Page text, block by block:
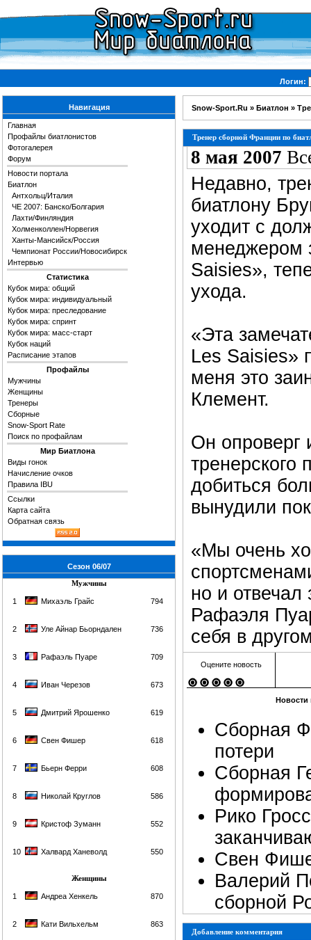
Логин:
Навигация
Главная
Профайлы биатлонистов
Фотогалерея
Форум
Новости портала
Биатлон
Антхольц/Италия
ЧЕ 2007: Банско/Болгария
Лахти/Финляндия
Холменколлен/Норвегия
Ханты-Мансийск/Россия
Чемпионат России/Новосибирск
Интервью
Статистика
Кубок мира: общий
Кубок мира: индивидуальный
Кубок мира: преследование
Кубок мира: спринт
Кубок мира: масс-старт
Кубок наций
Расписание этапов
Профайлы
Мужчины
Женщины
Тренеры
Сборные
Snow-Sport Rate
Поиск по профайлам
Мир Биатлона
Виды гонок
Начисление очков
Правила IBU
Ссылки
Карта сайта
Обратная связь
Сезон 06/07
Мужчины
1 Михаэль Грайс 794
2 Уле Айнар Бьорндален 736
3 Рафаэль Пуаре 709
4 Иван Черезов 673
5 Дмитрий Ярошенко 619
6 Свен Фишер 618
7 Бьерн Ферри 608
8 Николай Круглов 586
9 Кристоф Зуманн 552
10 Халвард Ханеволд 550
Женщины
1 Андреа Хенкель 870
2 Кати Вильхельм 863
Snow-Sport.Ru » Биатлон »
Тренер сборной Франции по
8 мая 2007
Недавно,
биатлону
уходит с
менеджером
Saisies»,
ухода.
«Эта
Les Saisies»
меня это
Клемент.
Он опроверг
тренерского
добиться
вынудили
«Мы очень
но и отвечал
Рафаэля
себя в
Оцените новость
Новости
Сборная
потери
Сборная
Рико
Свен
Валерий
сборной
Добавление комментария